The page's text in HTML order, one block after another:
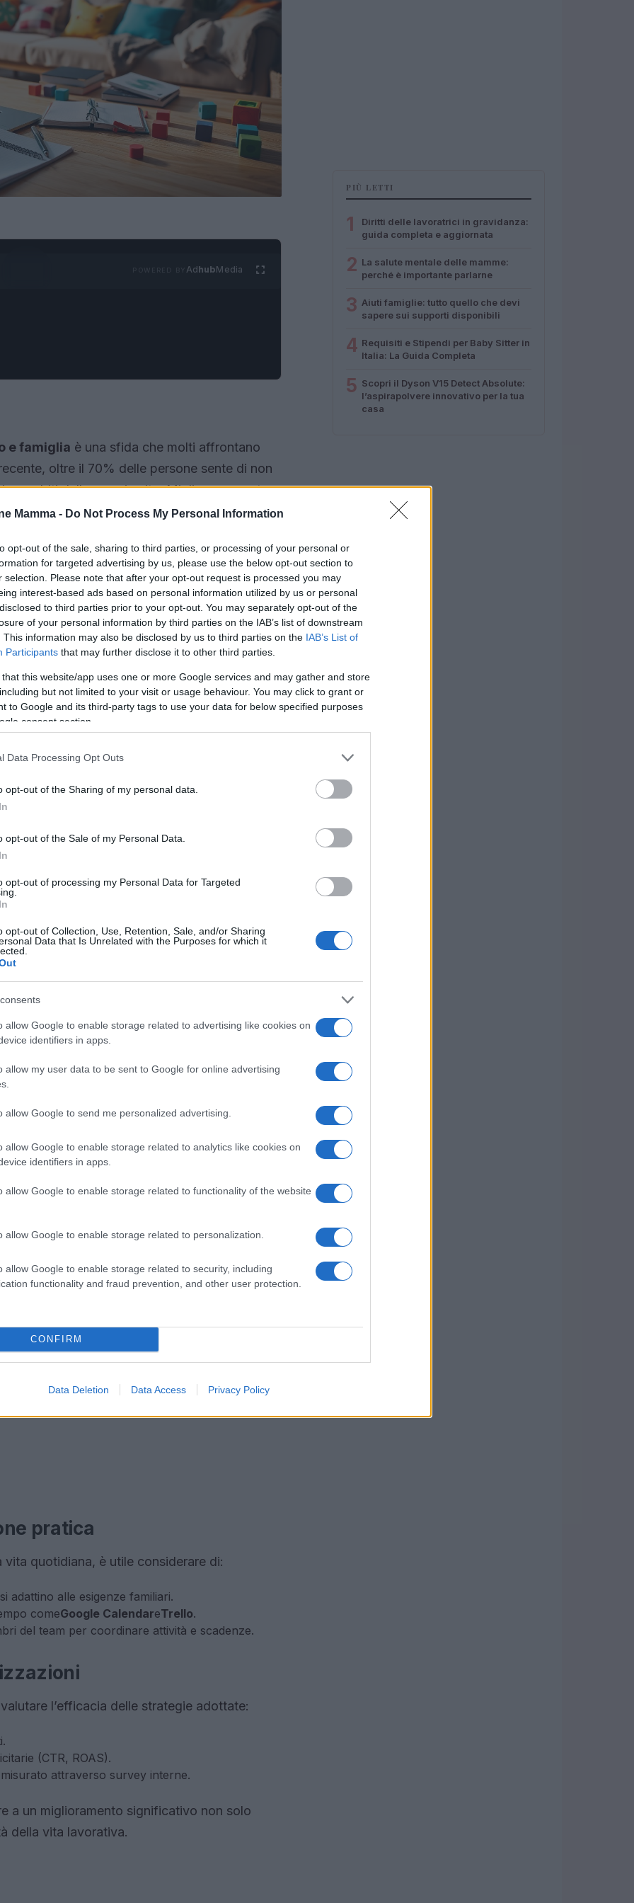
Mamma - Do Not Process My Personal Information
opt-out of the sale, sharing to third parties, or processing of your personal or
for targeted advertising by us, please use the below opt-out section to
selection. Please note that after your opt-out request is processed you may
interest-based ads based on personal information utilized by us or personal
to third parties prior to your opt-out. You may separately opt-out of the
of your personal information by third parties on the IAB’s list of downstream
This information may also be disclosed by us to third parties on the IAB’s List of
Participants that may further disclose it to other third parties.
that this website/app uses one or more Google services and may gather and store
but not limited to your visit or usage behaviour. You may click to grant or
to Google and its third-party tags to use your data for below specified purposes
consent section.
Data Processing Opt Outs
opt-out of the Sharing of my personal data.
opt-out of the Sale of my Personal Data.
opt-out of processing my Personal Data for Targeted
opt-out of Collection, Use, Retention, Sale, and/or Sharing
Data that Is Unrelated with the Purposes for which it
allow Google to enable storage related to advertising like cookies on
identifiers in apps.
allow my user data to be sent to Google for online advertising
allow Google to send me personalized advertising.
allow Google to enable storage related to analytics like cookies on
identifiers in apps.
allow Google to enable storage related to functionality of the website
allow Google to enable storage related to personalization.
allow Google to enable storage related to security, including
functionality and fraud prevention, and other user protection.
CONFIRM
Data Deletion Data Access Privacy Policy
AdhubMedia
e famiglia è una sfida che molti affrontano
oltre il 70% delle persone sente di non
ambiti della propria vita. Migliorare questa
individuale e familiare.
del tempo
della
ai dipendenti di gestire i propri
journey
questo cambiamento, facilitando la
offrono maggiore flessibilità riportano un
Spend) del 20%. Questo non solo migliora
dei dipendenti. Monitorare questi dati è
strategie implementate.
successo
XYZ, che ha implementato un modello di
registrato un incremento del
pubblicitarie. Inoltre, una survey interna ha
meno stressato e più motivato.
pratica
quotidiana, è utile considerare di:
adattino alle esigenze familiari.
comeGoogle CalendareTrello.
del team per coordinare attività e scadenze.
l’efficacia delle strategie adottate:
(CTR, ROAS).
attraverso survey interne.
a un miglioramento significativo non solo
della vita lavorativa.
PIÙ LETTI
1
Diritti delle lavoratrici in gravidanza:
guida completa e aggiornata
2 La salute mentale delle mamme:
perché è importante parlarne
3 Aiuti famiglie: tutto quello che devi
sapere sui supporti disponibili
4 Requisiti e Stipendi per Baby Sitter in
Italia: La Guida Completa
5 Scopri il Dyson V15 Detect Absolute:
l’aspirapolvere innovativo per la tua
casa